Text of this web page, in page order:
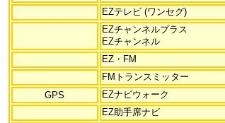
EZテレビ (ワンセグ)
EZチャンネルプラス
EZチャンネル
EZ・FM
FMトランスミッター
GPS
EZナビウォーク
EZ助手席ナビ